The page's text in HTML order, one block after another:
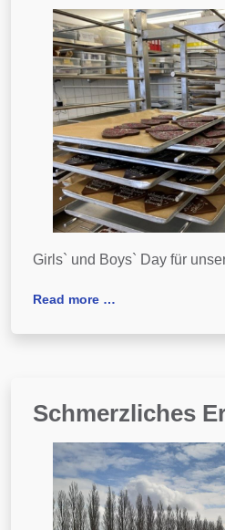
Girls` und Boys` Day für
Read more …
Schmerzliches